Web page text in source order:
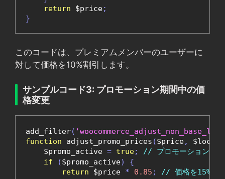
return $price;
}
このコードは、プレミアムメンバーのユーザーに
対して価格を10%割引します。
サンプルコード3: プロモーション期間中の価
格変更
add_filter(
function adjust_promo_prices ($price,
    $promo_active
= true;
// プロモーションが有
if
($promo_active)
{
return $price * 0.85 ;
// 価格を15%割